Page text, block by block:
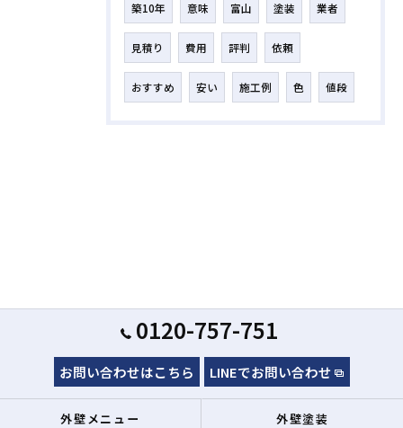
築10年 意味 富山 塗装 業者
見積り 費用 評判 依頼
おすすめ 安い 施工例 色 値段
0120-757-751
お問い合わせはこちら LINEでお問い合わせ
外壁メニュー 外壁塗装